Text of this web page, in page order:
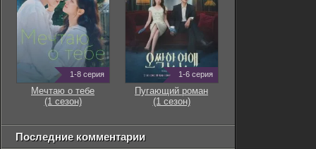
1-8 серия
Мечтаю о тебе
(1 сезон)
1-6 серия
Пугающий роман
(1 сезон)
Последние комментарии